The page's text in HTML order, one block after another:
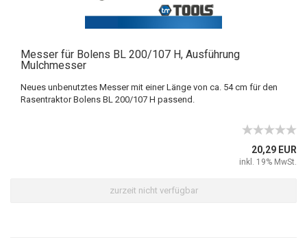
Messer für Bolens BL 200/107 H, Ausführung
Mulchmesser
Neues unbenutztes Messer mit einer Länge von ca. 54 cm für den
Rasentraktor Bolens BL 200/107 H passend.
20,29 EUR
inkl. 19% MwSt.
zurzeit nicht verfügbar